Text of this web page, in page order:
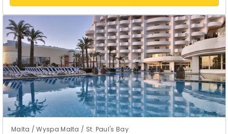
Malta / Wyspa Malta / St. Paul's Bay